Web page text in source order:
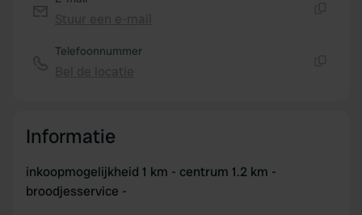
Telefoonnummer
Informatie
inkoopmogelijkheid 1 km - centrum 1.2 km -
broodjesservice -